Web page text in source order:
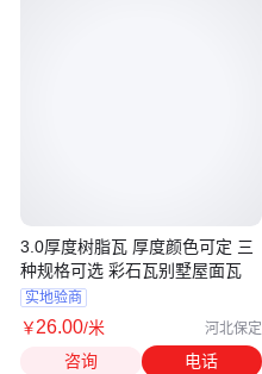
3.0厚度树脂瓦 厚度颜色可定 三
种规格可选 彩石瓦别墅屋面瓦
实地验商
￥26.00/米 河北保定
咨询 电话